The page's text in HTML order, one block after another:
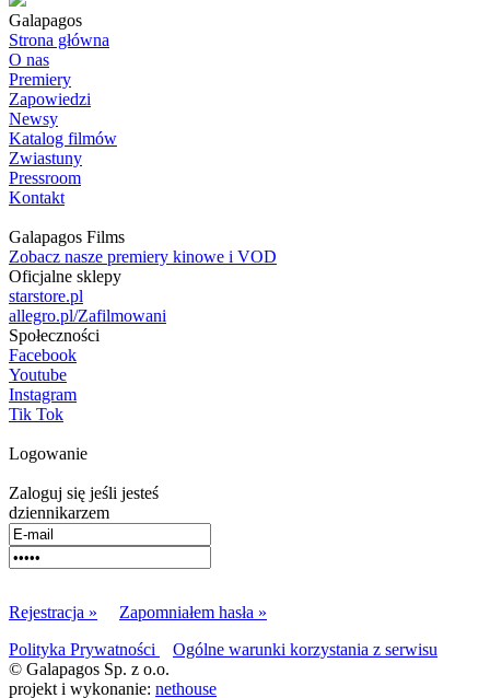
Galapagos
Strona główna
O nas
Premiery
Zapowiedzi
Newsy
Katalog filmów
Zwiastuny
Pressroom
Kontakt
Galapagos Films
Zobacz nasze premiery kinowe i VOD
Oficjalne sklepy
starstore.pl
allegro.pl/Zafilmowani
Społeczności
Facebook
Youtube
Instagram
Tik Tok
Logowanie
Zaloguj się jeśli jesteś
dziennikarzem
Rejestracja »
Zapomniałem hasła »
Polityka Prywatności
Ogólne warunki korzystania z serwisu
© Galapagos Sp. z o.o.
projekt i wykonanie: nethouse